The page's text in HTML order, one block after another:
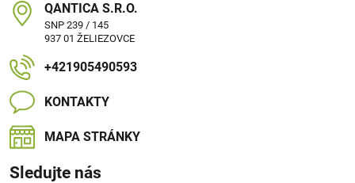
QANTICA S​.R​.O​.
SNP 239 / 145
937 01 ŽELIEZOVCE
+421905490593
KONTAKTY
MAPA STRÁNKY
Sledujte nás